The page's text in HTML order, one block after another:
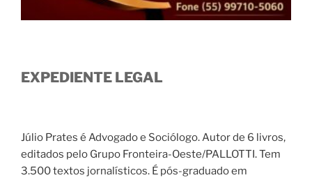
EXPEDIENTE LEGAL
Júlio Prates é Advogado e Sociólogo. Autor de 6 livros,
editados pelo Grupo Fronteira-Oeste/PALLOTTI. Tem
3.500 textos jornalísticos. É pós-graduado em